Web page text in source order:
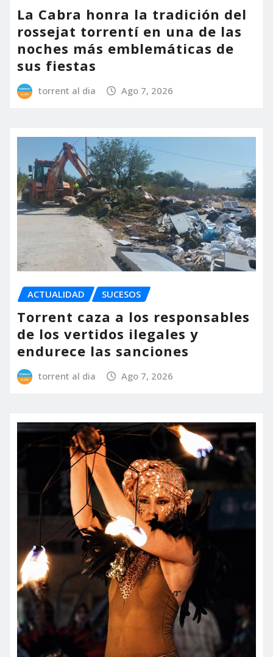
La Cabra honra la tradición del
rossejat torrentí en una de las
noches más emblemáticas de
sus fiestas
torrent al dia Ago 7, 2026
ACTUALIDAD SUCESOS
Torrent caza a los responsables
de los vertidos ilegales y
endurece las sanciones
torrent al dia Ago 7, 2026